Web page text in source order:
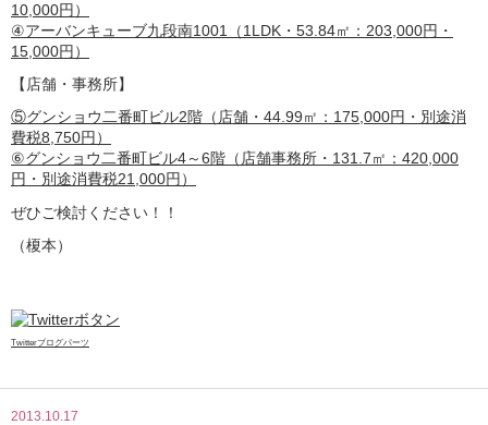
10,000円）
④アーバンキューブ九段南1001（1LDK・53.84㎡：203,000円・
15,000円）
【店舗・事務所】
⑤グンショウ二番町ビル2階（店舗・44.99㎡：175,000円・別途消
費税8,750円）
⑥グンショウ二番町ビル4～6階（店舗事務所・131.7㎡：420,000
円・別途消費税21,000円）
ぜひご検討ください！！
（榎本）
Twitterブログパーツ
2013.10.17